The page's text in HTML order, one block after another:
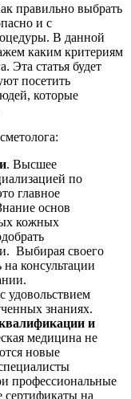
правильно выбрать
и с
В данной
каким критериям
Эта статья будет
посетить
которые
. Высшее
по
главное
основ
кожных
Выбирая своего
на консультации
удовольствием
знаниях.
и
медицина не
новые
профессиональные
на